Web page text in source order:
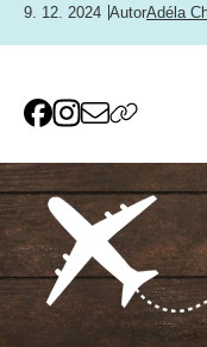
9. 12. 2024 AutorAdéla